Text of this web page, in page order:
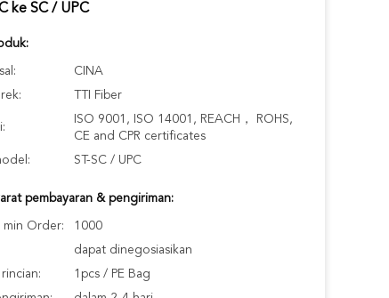
ke SC / UPC
CINA
TTI Fiber
ISO 9001, ISO 14001, REACH， ROHS,
CE and CPR certificates
ST-SC / UPC
pembayaran & pengiriman:
min Order:
1000
dapat dinegosiasikan
rincian:
1pcs / PE Bag